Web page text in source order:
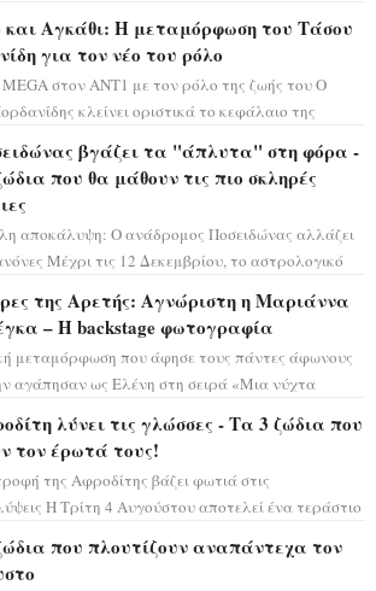
και Αγκάθι: Η μεταμόρφωση του Τάσου
για τον νέο του ρόλο
στον ΑΝΤ1 με τον ρόλο της ζωής του Ο
κλείνει οριστικά το κεφάλαιο της
βγάζει τα "άπλυτα" στη φόρα -
που θα μάθουν τις πιο σκληρές
αποκάλυψη: Ο ανάδρομος Ποσειδώνας αλλάζει
Μέχρι τις 12 Δεκεμβρίου, το αστρολογικό
της Αρετής: Αγνώριστη η Μαριάννα
– H backstage φωτογραφία
μεταμόρφωση που άφησε τους πάντες άφωνους
αγάπησαν ως Ελένη στη σειρά «Μια νύχτα
λύνει τις γλώσσες - Τα 3 ζώδια που
τον έρωτά τους!
της Αφροδίτης βάζει φωτιά στις
Η Τρίτη 4 Αυγούστου αποτελεί ένα τεράστιο
που πλουτίζουν αναπάντεχα τον